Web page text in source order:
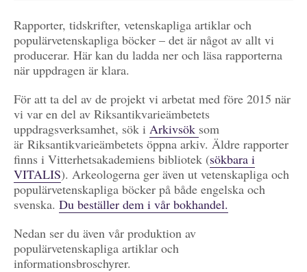
Rapporter, tidskrifter, vetenskapliga artiklar och
populärvetenskapliga böcker – det är något av allt vi
producerar. Här kan du ladda ner och läsa rapporterna
när uppdragen är klara.
För att ta del av de projekt vi arbetat med före 2015 när
vi var en del av Riksantikvarieämbetets
uppdragsverksamhet, sök i Arkivsök som
är Riksantikvarieämbetets öppna arkiv. Äldre rapporter
finns i Vitterhetsakademiens bibliotek (sökbara i
VITALIS). Arkeologerna ger även ut vetenskapliga och
populärvetenskapliga böcker på både engelska och
svenska. Du beställer dem i vår bokhandel.
Nedan ser du även vår produktion av
populärvetenskapliga artiklar och
informationsbroschyrer.